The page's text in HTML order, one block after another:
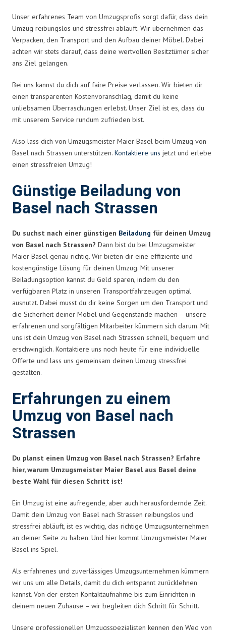
Unser erfahrenes Team von Umzugsprofis sorgt dafür, dass dein
Umzug reibungslos und stressfrei abläuft. Wir übernehmen das
Verpacken, den Transport und den Aufbau deiner Möbel. Dabei
achten wir stets darauf, dass deine wertvollen Besitztümer sicher
ans Ziel gelangen.
Bei uns kannst du dich auf faire Preise verlassen. Wir bieten dir
einen transparenten Kostenvoranschlag, damit du keine
unliebsamen Überraschungen erlebst. Unser Ziel ist es, dass du
mit unserem Service rundum zufrieden bist.
Also lass dich von Umzugsmeister Maier Basel beim Umzug von
Basel nach Strassen unterstützen. Kontaktiere uns jetzt und erlebe
einen stressfreien Umzug!
Günstige Beiladung von
Basel nach Strassen
Du suchst nach einer günstigen Beiladung für deinen Umzug
von Basel nach Strassen? Dann bist du bei Umzugsmeister
Maier Basel genau richtig. Wir bieten dir eine effiziente und
kostengünstige Lösung für deinen Umzug. Mit unserer
Beiladungsoption kannst du Geld sparen, indem du den
verfügbaren Platz in unseren Transportfahrzeugen optimal
ausnutzt. Dabei musst du dir keine Sorgen um den Transport und
die Sicherheit deiner Möbel und Gegenstände machen – unsere
erfahrenen und sorgfältigen Mitarbeiter kümmern sich darum. Mit
uns ist dein Umzug von Basel nach Strassen schnell, bequem und
erschwinglich. Kontaktiere uns noch heute für eine individuelle
Offerte und lass uns gemeinsam deinen Umzug stressfrei
gestalten.
Erfahrungen zu einem
Umzug von Basel nach
Strassen
Du planst einen Umzug von Basel nach Strassen? Erfahre
hier, warum Umzugsmeister Maier Basel aus Basel deine
beste Wahl für diesen Schritt ist!
Ein Umzug ist eine aufregende, aber auch herausfordernde Zeit.
Damit dein Umzug von Basel nach Strassen reibungslos und
stressfrei abläuft, ist es wichtig, das richtige Umzugsunternehmen
an deiner Seite zu haben. Und hier kommt Umzugsmeister Maier
Basel ins Spiel.
Als erfahrenes und zuverlässiges Umzugsunternehmen kümmern
wir uns um alle Details, damit du dich entspannt zurücklehnen
kannst. Von der ersten Kontaktaufnahme bis zum Einrichten in
deinem neuen Zuhause – wir begleiten dich Schritt für Schritt.
Unsere professionellen Umzugsspezialisten kennen den Weg von